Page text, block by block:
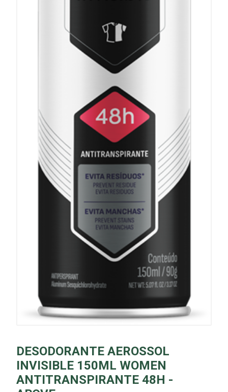
DESODORANTE AEROSSOL
INVISIBLE 150ML WOMEN
ANTITRANSPIRANTE 48H -